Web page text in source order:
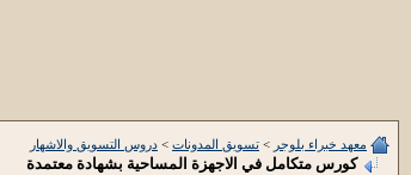
معهد خبراء بلوجر > تسويق المدونات > دروس التسويق والاشهار
كورس متكامل في الاجهزة المساحية بشهادة معتمدة